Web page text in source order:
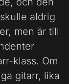
aldrig
men är till
klass. Om
gitarr, lika